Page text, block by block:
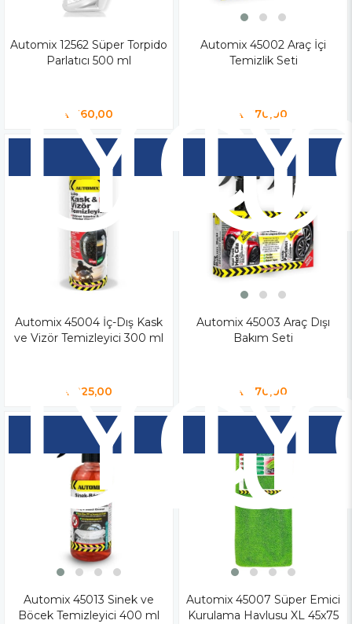
Automix 12562 Süper Torpido
Parlatıcı 500 ml
₺360,00
Automix 45002 Araç İçi
Temizlik Seti
₺470,00
Automix 45004 İç-Dış Kask
ve Vizör Temizleyici 300 ml
₺225,00
Automix 45003 Araç Dışı
Bakım Seti
₺470,00
Automix 45013 Sinek ve
Böcek Temizleyici 400 ml
Automix 45007 Süper Emici
Kurulama Havlusu XL 45x75